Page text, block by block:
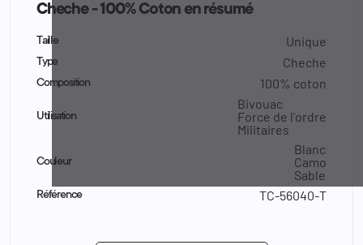
Cheche - 100% Coton en résumé
Taille Unique
Type Cheche
Composition 100% coton
Utilisation
Bivouac
Force de l'ordre
Militaires
Couleur
Blanc
Camo
Sable
Référence TC-56040-T